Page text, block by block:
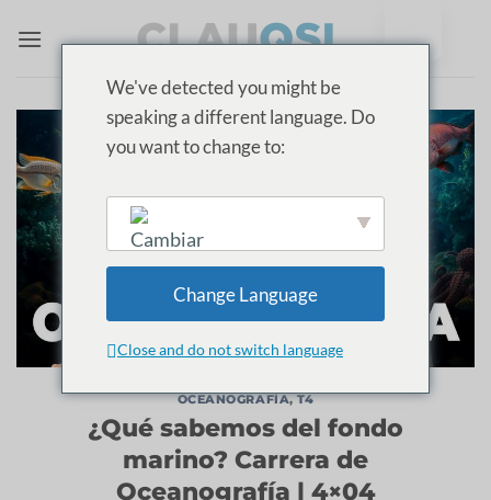
OCEANOGRAFÍA,T4
¿Qué sabemos del fondo
marino? Carrera de
Oceanografía | 4×04
We've detected you might be
speaking a different language. Do
you want to change to:
English
Change Language
Close and do not switch language